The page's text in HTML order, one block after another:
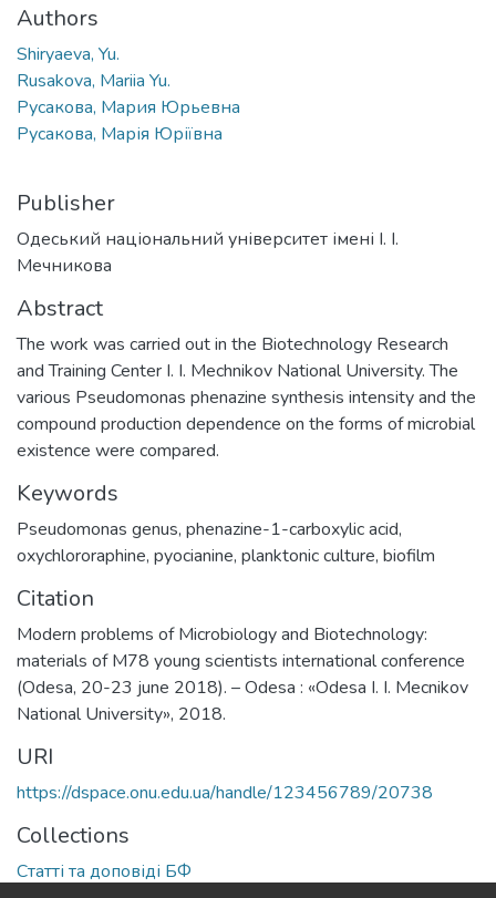
Authors
Shiryaeva, Yu.
Rusakova, Mariia Yu.
Русакова, Мария Юрьевна
Русакова, Марія Юріївна
Publisher
Одеський національний університет імені І. І.
Мечникова
Abstract
The work was carried out in the Biotechnology Research
and Training Center I. I. Mechnikov National University. The
various Pseudomonas phenazine synthesis intensity and the
compound production dependence on the forms of microbial
existence were compared.
Keywords
Pseudomonas genus, phenazine-1-carboxylic acid,
oxychlororaphine, pyocianine, planktonic culture, biofilm
Citation
Modern problems of Microbiology and Biotechnology:
materials of M78 young scientists international conference
(Odesa, 20-23 june 2018). – Odesa : «Odesa I. I. Mecnikov
National University», 2018.
URI
https://dspace.onu.edu.ua/handle/123456789/20738
Collections
Статті та доповіді БФ